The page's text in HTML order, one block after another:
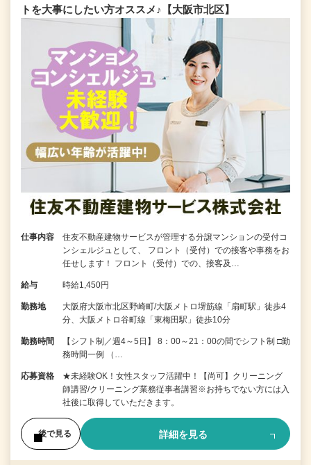
トを大事にしたい方オススメ♪【大阪市北区】
仕事内容
住友不動産建物サービスが管理する分譲マンションの受付コ
ンシェルジュとして、 フロント（受付）での接客や事務をお
任せします！ フロント（受付）での、接客及…
給与 時給1,450円
勤務地
大阪府大阪市北区野崎町/大阪メトロ堺筋線「扇町駅」徒歩4
分、大阪メトロ谷町線「東梅田駅」徒歩10分
勤務時間
【シフト制／週4～5日】 8：00～21：00の間でシフト制 □勤
務時間一例 （…
応募資格
★未経験OK！女性スタッフ活躍中！【尚可】クリーニング
師講習/クリーニング業務従事者講習※お持ちでない方には入
社後に取得していただきます。
後で見る 詳細を見る